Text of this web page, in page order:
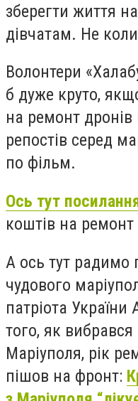
зберегти життя
дівчатам. Не
Волонтери
б дуже круто,
на ремонт
репостів серед
по фільм.
Ось тут
коштів на
А ось тут радимо
чудового
патріота України
того, як
Маріуполя, рік
пішов на фронт: